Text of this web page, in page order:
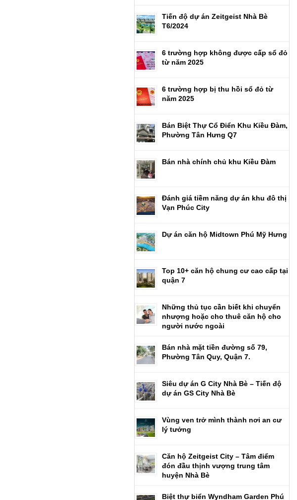
Tiến độ dự án Zeitgeist Nhà Bè
T6/2024
6 trường hợp không được cấp sổ đỏ
từ năm 2025
6 trường hợp bị thu hồi sổ đỏ từ
năm 2025
Bán Biệt Thự Cổ Điển Khu Kiều Đàm,
Phường Tân Hưng Q7
Bán nhà chính chủ khu Kiều Đàm
Đánh giá tiềm năng dự án khu đô thị
Vạn Phúc City
Dự án căn hộ Midtown Phú Mỹ Hưng
Top 10+ căn hộ chung cư cao cấp tại
quận 7
Những thủ tục cần biết khi chuyển
nhượng hoặc cho thuê căn hộ cho
người nước ngoài
Bán nhà mặt tiền đường số 79,
Phường Tân Quy, Quận 7.
Siêu dự án G City Nhà Bè – Tiến độ
dự án GS City Nhà Bè
Vùng ven trở mình thành nơi an cư
lý tưởng
Căn hộ Zeitgeist City – Tâm điểm
đón đầu thịnh vượng trung tâm
huyện Nhà Bè
Biệt thự biển Wyndham Garden Phú